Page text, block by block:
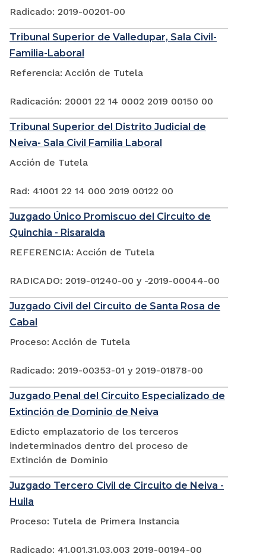
Radicado: 2019-00201-00
Tribunal Superior de Valledupar, Sala Civil-
Familia-Laboral
Referencia: Acción de Tutela
Radicación: 20001 22 14 0002 2019 00150 00
Tribunal Superior del Distrito Judicial de
Neiva- Sala Civil Familia Laboral
Acción de Tutela
Rad: 41001 22 14 000 2019 00122 00
Juzgado Único Promiscuo del Circuito de
Quinchia - Risaralda
REFERENCIA: Acción de Tutela
RADICADO: 2019-01240-00 y -2019-00044-00
Juzgado Civil del Circuito de Santa Rosa de
Cabal
Proceso: Acción de Tutela
Radicado: 2019-00353-01 y 2019-01878-00
Juzgado Penal del Circuito Especializado de
Extinción de Dominio de Neiva
Edicto emplazatorio de los terceros
indeterminados dentro del proceso de
Extinción de Dominio
Juzgado Tercero Civil de Circuito de Neiva -
Huila
Proceso: Tutela de Primera Instancia
Radicado: 41.001.31.03.003 2019-00194-00